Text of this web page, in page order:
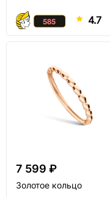
4.7
7 599 ₽
Золотое кольцо